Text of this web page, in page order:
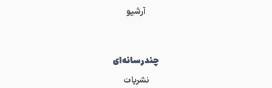
آرشیو
چندرسانه‌ای
نشریات